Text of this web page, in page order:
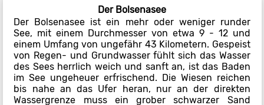
Der Bolsenasee
Der Bolsenasee ist ein mehr oder weniger runder
See, mit einem Durchmesser von etwa 9 - 12 und
einem Umfang von ungefähr 43 Kilometern. Gespeist
von Regen- und Grundwasser fühlt sich das Wasser
des Sees herrlich weich und sanft an, ist das Baden
im See ungeheuer erfrischend. Die Wiesen reichen
bis nahe an das Ufer heran, nur an der direkten
Wassergrenze muss ein grober schwarzer Sand